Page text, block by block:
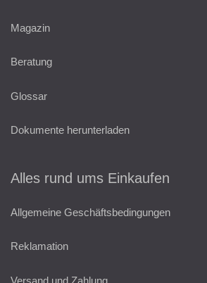
Magazin
Beratung
Glossar
Dokumente herunterladen
Alles rund ums Einkaufen
Allgemeine Geschäftsbedingungen
Reklamation
Versand und Zahlung